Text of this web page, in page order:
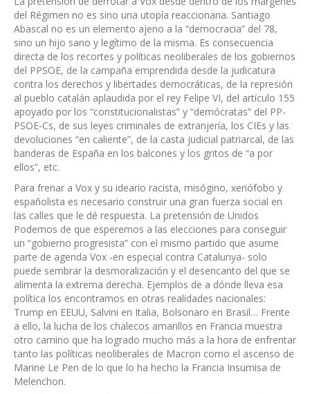
del Régimen no es sino una utopía reaccionaria. Santiago
Abascal no es un elemento ajeno a la “democracia” del 78,
sino un hijo sano y legítimo de la misma. Es consecuencia
directa de los recortes y políticas neoliberales de los gobiernos
del PPSOE, de la campaña emprendida desde la judicatura
contra los derechos y libertades democráticas, de la represión
al pueblo catalán aplaudida por el rey Felipe VI, del artículo 155
apoyado por los “constitucionalistas” y “demócratas” del PP-
PSOE-Cs, de sus leyes criminales de extranjería, los CIEs y las
devoluciones “en caliente”, de la casta judicial patriarcal, de las
banderas de España en los balcones y los gritos de “a por
ellos”, etc.
Para frenar a Vox y su ideario racista, misógino, xenófobo y
españolista es necesario construir una gran fuerza social en
las calles que le dé respuesta. La pretensión de Unidos
Podemos de que esperemos a las elecciones para conseguir
un “gobierno progresista” con el mismo partido que asume
parte de agenda Vox -en especial contra Catalunya- solo
puede sembrar la desmoralización y el desencanto del que se
alimenta la extrema derecha. Ejemplos de a dónde lleva esa
política los encontramos en otras realidades nacionales:
Trump en EEUU, Salvini en Italia, Bolsonaro en Brasil… Frente
a ello, la lucha de los chalecos amarillos en Francia muestra
otro camino que ha logrado mucho más a la hora de enfrentar
tanto las políticas neoliberales de Macron como el ascenso de
Marine Le Pen de lo que lo ha hecho la Francia Insumisa de
Melenchon.